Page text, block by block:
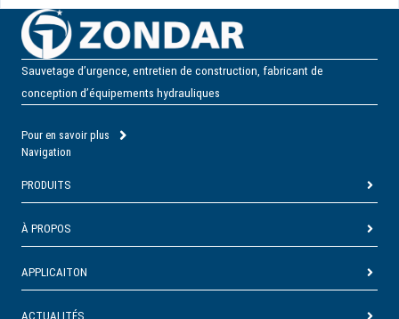
Sauvetage d’urgence, entretien de construction, fabricant de
conception d’équipements hydrauliques
Pour en savoir plus
Navigation
PRODUITS
À PROPOS
APPLICAITON
ACTUALITÉS